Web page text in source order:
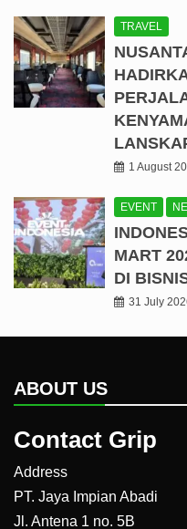
TRAVEL
1 August
EVENT
MART
DI
31 July
ABOUT US
Contact Grip
Address
PT. Jaya Impian Abadi
Jl. Antena 1 no. 5B